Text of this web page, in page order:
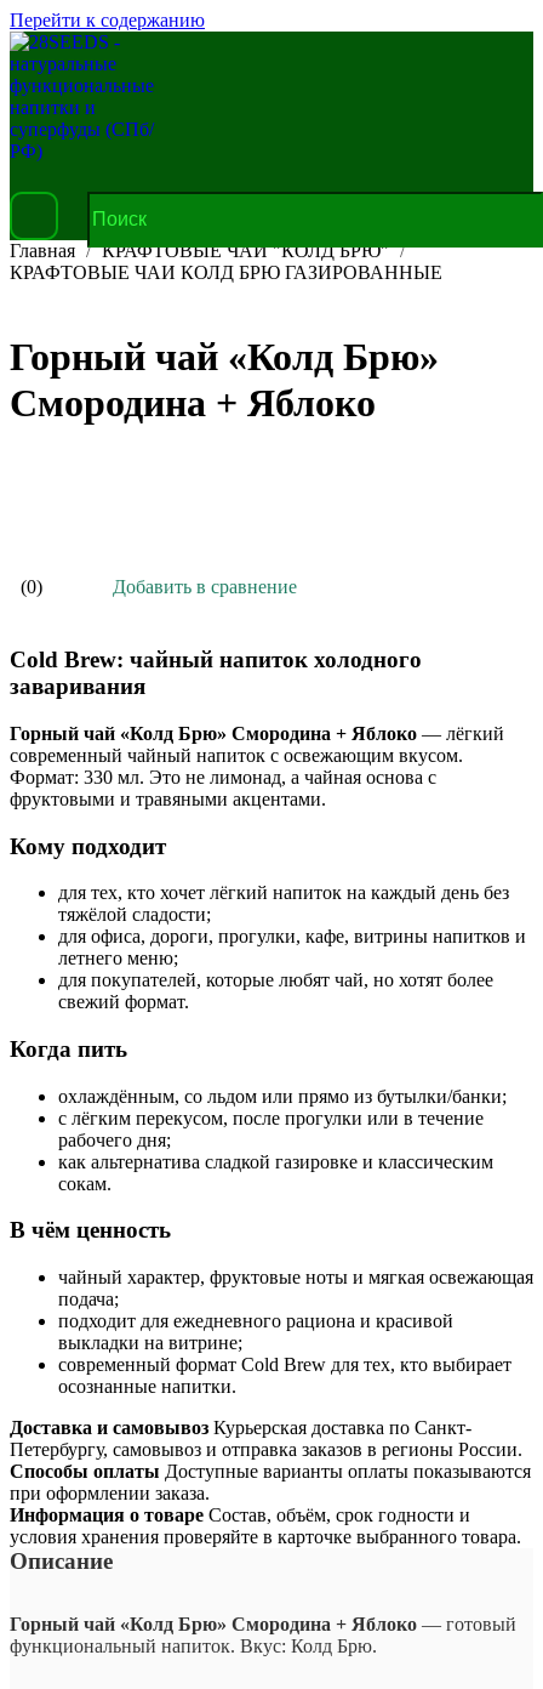
Перейти к содержанию
Главная
КРАФТОВЫЕ ЧАИ "КОЛД БРЮ"
КРАФТОВЫЕ ЧАИ КОЛД БРЮ ГАЗИРОВАННЫЕ
Горный чай «Колд Брю»
Смородина + Яблоко
(0) Добавить в сравнение
Cold Brew: чайный напиток холодного
заваривания
Горный чай «Колд Брю» Смородина + Яблоко — лёгкий
современный чайный напиток с освежающим вкусом.
Формат: 330 мл. Это не лимонад, а чайная основа с
фруктовыми и травяными акцентами.
Кому подходит
для тех, кто хочет лёгкий напиток на каждый день без
тяжёлой сладости;
для офиса, дороги, прогулки, кафе, витрины напитков и
летнего меню;
для покупателей, которые любят чай, но хотят более
свежий формат.
Когда пить
охлаждённым, со льдом или прямо из бутылки/банки;
с лёгким перекусом, после прогулки или в течение
рабочего дня;
как альтернатива сладкой газировке и классическим
сокам.
В чём ценность
чайный характер, фруктовые ноты и мягкая освежающая
подача;
подходит для ежедневного рациона и красивой
выкладки на витрине;
современный формат Cold Brew для тех, кто выбирает
осознанные напитки.
Доставка и самовывоз Курьерская доставка по Санкт-
Петербургу, самовывоз и отправка заказов в регионы России.
Способы оплаты Доступные варианты оплаты показываются
при оформлении заказа.
Информация о товаре Состав, объём, срок годности и
условия хранения проверяйте в карточке выбранного товара.
Описание
Горный чай «Колд Брю» Смородина + Яблоко — готовый
функциональный напиток. Вкус: Колд Брю.